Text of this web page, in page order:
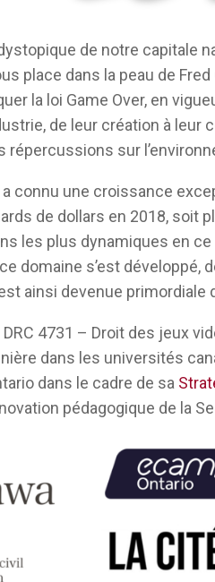
de notre capitale
place dans la peau de
la loi Game Over, en
de leur création à leur
sur
connu une croissance
de dollars en 2018, soit
les plus dynamiques en
domaine s’est
ainsi devenue primordiale
4731 – Droit des jeux
dans les universités
dans le cadre de sa
pédagogique de la